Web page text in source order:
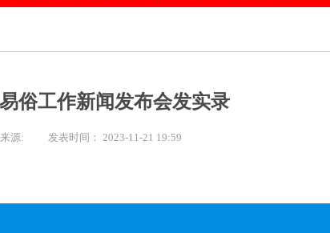
俗工作新闻发布会发实录
来源: 发表时间： 2023-11-21 19:59